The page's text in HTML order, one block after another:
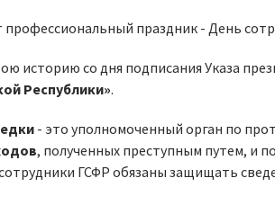
праздник - День
историю со дня подписания Указа
Республики».
- это уполномоченный орган по
, полученных преступным путем, и
ГСФР обязаны защищать